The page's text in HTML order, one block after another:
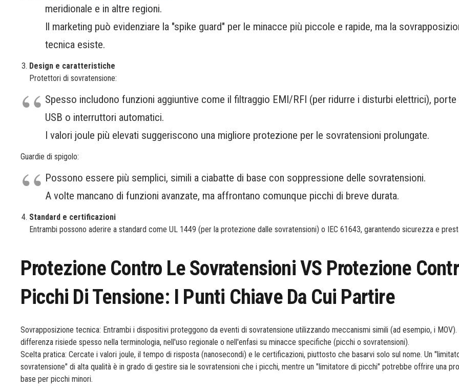
meridionale e in altre regioni.
Il marketing può evidenziare la "spike guard" per le minacce più piccole e rapide, ma la
tecnica esiste.
Design e caratteristiche
Protettori di sovratensione:
Spesso includono funzioni aggiuntive come il filtraggio EMI/RFI (per ridurre i disturbi elettrici), porte
USB o interruttori automatici.
I valori joule più elevati suggeriscono una migliore protezione per le sovratensioni prolungate.
Guardie di spigolo:
Possono essere più semplici, simili a ciabatte di base con soppressione delle sovratensioni.
A volte mancano di funzioni avanzate, ma affrontano comunque picchi di breve durata.
Standard e certificazioni
Entrambi possono aderire a standard come UL 1449 (per la protezione dalle sovratensioni) o IEC 61643, garantendo sicurezza e
Protezione Contro Le Sovratensioni VS Protezione
Picchi Di Tensione: I Punti Chiave Da Cui Partire
Sovrapposizione tecnica: Entrambi i dispositivi proteggono da eventi di sovratensione utilizzando meccanismi simili (ad esempio, i MOV).
differenza risiede spesso nella terminologia, nell'uso regionale o nell'enfasi su minacce specifiche (picchi o sovratensioni).
Scelta pratica: Cercate i valori joule, il tempo di risposta (nanosecondi) e le certificazioni, piuttosto che basarvi solo sul nome. Un
sovratensione" di alta qualità è in grado di gestire sia le sovratensioni che i picchi, mentre un "limitatore di picchi" potrebbe offrire una
base per picchi minori.